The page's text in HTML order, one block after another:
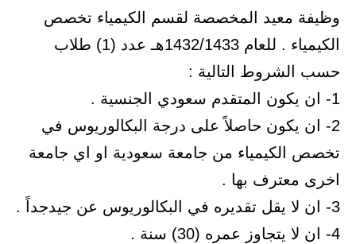
وظيفة معيد المخصصة لقسم الكيمياء تخصص
الكيمياء . للعام 1432/1433هـ عدد (1) طلاب
حسب الشروط التالية :
1- ان يكون المتقدم سعودي الجنسية .
2- ان يكون حاصلاً على درجة البكالوريوس في
تخصص الكيمياء من جامعة سعودية او اي جامعة
اخرى معترف بها .
3- ان لا يقل تقديره في البكالوريوس عن جيدجداً .
4- ان لا يتجاوز عمره (30) سنة .